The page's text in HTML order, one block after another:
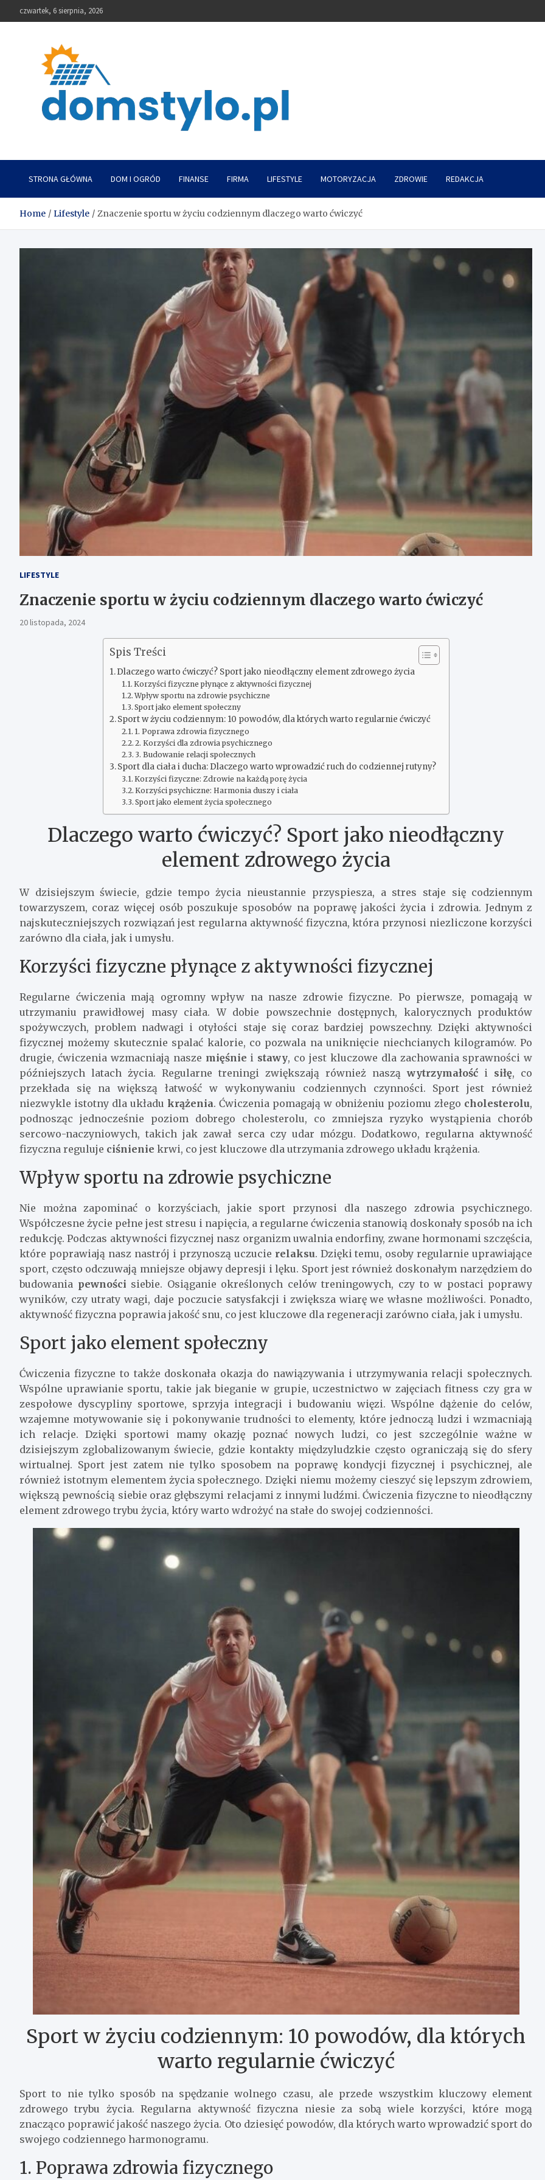
to
czwartek, 6 sierpnia, 2026
DomStylo
STRONA GŁÓWNA DOM I OGRÓD FINANSE FIRMA LIFESTYLE MOTORYZACJA ZDROWIE REDAKCJA
Home Lifestyle Znaczenie sportu w życiu codziennym dlaczego warto ćwiczyć
LIFESTYLE
Znaczenie sportu w życiu codziennym dlaczego warto ćwiczyć
20 listopada, 2024
Spis Treści
Dlaczego warto ćwiczyć? Sport jako nieodłączny element zdrowego życia
Korzyści fizyczne płynące z aktywności fizycznej
Wpływ sportu na zdrowie psychiczne
Sport jako element społeczny
Sport w życiu codziennym: 10 powodów, dla których warto regularnie ćwiczyć
1. Poprawa zdrowia fizycznego
2. Korzyści dla zdrowia psychicznego
3. Budowanie relacji społecznych
Sport dla ciała i ducha: Dlaczego warto wprowadzić ruch do codziennej rutyny?
Korzyści fizyczne: Zdrowie na każdą porę życia
Korzyści psychiczne: Harmonia duszy i ciała
Sport jako element życia społecznego
Dlaczego warto ćwiczyć? Sport jako nieodłączny
element zdrowego życia
W dzisiejszym świecie, gdzie tempo życia nieustannie przyspiesza, a stres staje się codziennym
towarzyszem, coraz więcej osób poszukuje sposobów na poprawę jakości życia i zdrowia. Jednym z
najskuteczniejszych rozwiązań jest regularna aktywność fizyczna, która przynosi niezliczone korzyści
zarówno dla ciała, jak i umysłu.
Korzyści fizyczne płynące z aktywności fizycznej
Regularne ćwiczenia mają ogromny wpływ na nasze zdrowie fizyczne. Po pierwsze, pomagają w
utrzymaniu prawidłowej masy ciała. W dobie powszechnie dostępnych, kalorycznych produktów
spożywczych, problem nadwagi i otyłości staje się coraz bardziej powszechny. Dzięki aktywności
fizycznej możemy skutecznie spalać kalorie, co pozwala na uniknięcie niechcianych kilogramów. Po
drugie, ćwiczenia wzmacniają nasze mięśnie i stawy, co jest kluczowe dla zachowania sprawności w
późniejszych latach życia. Regularne treningi zwiększają również nasząwytrzymałość i siłę, co
przekłada się na większą łatwość w wykonywaniu codziennych czynności. Sport jest również
niezwykle istotny dla układukrążenia. Ćwiczenia pomagają w obniżeniu poziomu złego cholesterolu,
podnosząc jednocześnie poziom dobrego cholesterolu, co zmniejsza ryzyko wystąpienia chorób
sercowo-naczyniowych, takich jak zawał serca czy udar mózgu. Dodatkowo, regularna aktywność
fizyczna reguluje ciśnienie krwi, co jest kluczowe dla utrzymania zdrowego układu krążenia.
Wpływ sportu na zdrowie psychiczne
Nie można zapominać o korzyściach, jakie sport przynosi dla naszego zdrowia psychicznego.
Współczesne życie pełne jest stresu i napięcia, a regularne ćwiczenia stanowią doskonały sposób na ich
redukcję. Podczas aktywności fizycznej nasz organizm uwalnia endorfiny, zwane hormonami szczęścia,
które poprawiają nasz nastrój i przynoszą uczucie relaksu. Dzięki temu, osoby regularnie uprawiające
sport, często odczuwają mniejsze objawy depresji i lęku. Sport jest również doskonałym narzędziem do
budowania pewności siebie. Osiąganie określonych celów treningowych, czy to w postaci poprawy
wyników, czy utraty wagi, daje poczucie satysfakcji i zwiększa wiarę we własne możliwości. Ponadto,
aktywność fizyczna poprawia jakość snu, co jest kluczowe dla regeneracji zarówno ciała, jak i umysłu.
Sport jako element społeczny
Ćwiczenia fizyczne to także doskonała okazja do nawiązywania i utrzymywania relacji społecznych.
Wspólne uprawianie sportu, takie jak bieganie w grupie, uczestnictwo w zajęciach fitness czy gra w
zespołowe dyscypliny sportowe, sprzyja integracji i budowaniu więzi. Wspólne dążenie do celów,
wzajemne motywowanie się i pokonywanie trudności to elementy, które jednoczą ludzi i wzmacniają
ich relacje. Dzięki sportowi mamy okazję poznać nowych ludzi, co jest szczególnie ważne w
dzisiejszym zglobalizowanym świecie, gdzie kontakty międzyludzkie często ograniczają się do sfery
wirtualnej. Sport jest zatem nie tylko sposobem na poprawę kondycji fizycznej i psychicznej, ale
również istotnym elementem życia społecznego. Dzięki niemu możemy cieszyć się lepszym zdrowiem,
większą pewnością siebie oraz głębszymi relacjami z innymi ludźmi. Ćwiczenia fizyczne to nieodłączny
element zdrowego trybu życia, który warto wdrożyć na stałe do swojej codzienności.
Sport w życiu codziennym: 10 powodów, dla których
warto regularnie ćwiczyć
Sport to nie tylko sposób na spędzanie wolnego czasu, ale przede wszystkim kluczowy element
zdrowego trybu życia. Regularna aktywność fizyczna niesie za sobą wiele korzyści, które mogą
znacząco poprawić jakość naszego życia. Oto dziesięć powodów, dla których warto wprowadzić sport do
swojego codziennego harmonogramu.
1. Poprawa zdrowia fizycznego